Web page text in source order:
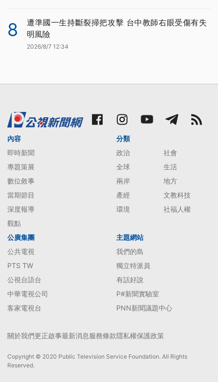
8
遭準國一生持斷裂掃把攻擊 台中教師右眼受傷有失
明風險
2026/8/7 12:34
內容
即時新聞
專題策展
數位敘事
當期節目
深度報導
觀點
分類
政治
社會
全球
生活
兩岸
地方
產經
文教科技
環境
社福人權
公廣集團
公共電視
PTS TW
公視台語台
中華電視公司
客家電視台
主題網站
我們的島
獨立特派員
有話好說
P#新聞實驗室
PNN新聞議題中心
關於我們更正啟事最新消息服務條款隱私權保護政策
Copyright © 2020 Public Television Service Foundation. All Rights
Reserved.